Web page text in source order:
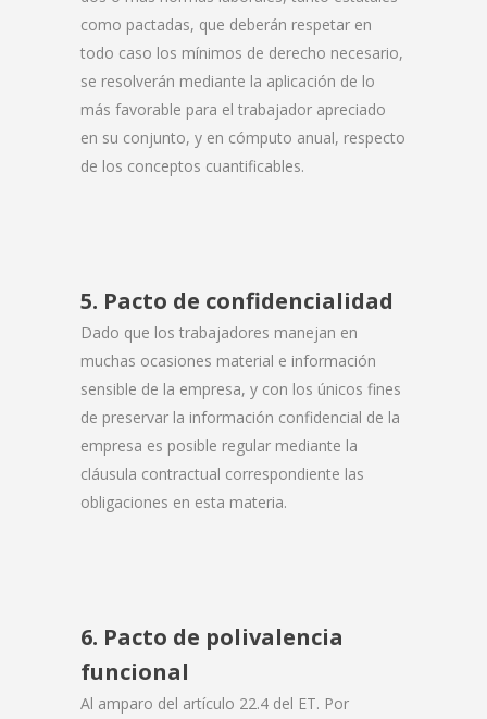
como pactadas, que deberán respetar en
todo caso los mínimos de derecho necesario,
se resolverán mediante la aplicación de lo
más favorable para el trabajador apreciado
en su conjunto, y en cómputo anual, respecto
de los conceptos cuantificables.
5. Pacto de confidencialidad
Dado que los trabajadores manejan en
muchas ocasiones material e información
sensible de la empresa, y con los únicos fines
de preservar la información confidencial de la
empresa es posible regular mediante la
cláusula contractual correspondiente las
obligaciones en esta materia.
6. Pacto de polivalencia
funcional
Al amparo del artículo 22.4 del ET. Por